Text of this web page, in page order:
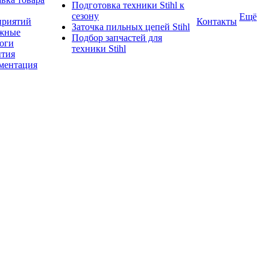
Подготовка техники Stihl к
сезону
Заточка пильных цепей Stihl
Подбор запчастей для
техники Stihl
Контакты Ещё